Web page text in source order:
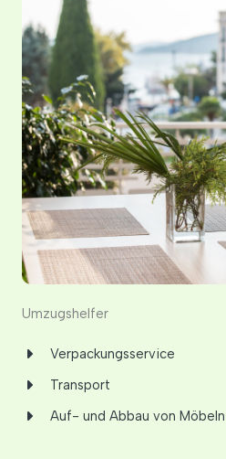
Umzugshelfer
Verpackungsservice
Transport
Auf- und Abbau von Möbeln